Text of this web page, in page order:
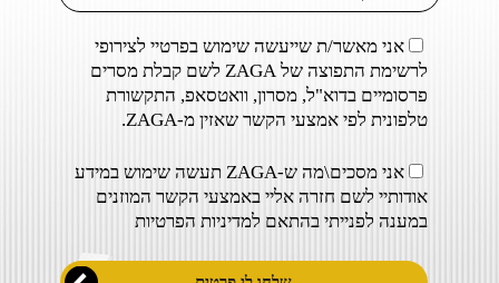
אני מאשר/ת שייעשה שימוש בפרטיי לצירופי
לרשימת התפוצה של ZAGA לשם קבלת מסרים
פרסומיים בדוא"ל, מסרון, וואטסאפ, התקשורת
טלפונית לפי אמצעי הקשר שאזין מ-ZAGA.
אני מסכים\מה ש-ZAGA תעשה שימוש במידע
אודותיי לשם חזרה אליי באמצעי הקשר המוזנים
במענה לפנייתי בהתאם למדיניות הפרטיות